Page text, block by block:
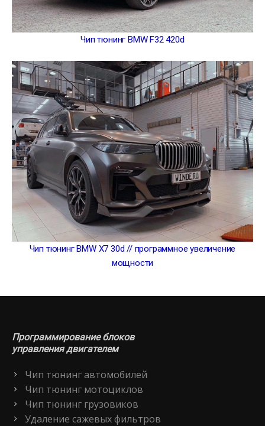
Чип тюнинг BMW F32 420d
Чип тюнинг BMW X7 30d // программное увеличение
мощности
Программирование блоков
управления двигателем
Чип тюнинг автомобилей
Чип тюнинг мотоциклов
Чип тюнинг грузовиков
Удаление сажевых фильтров